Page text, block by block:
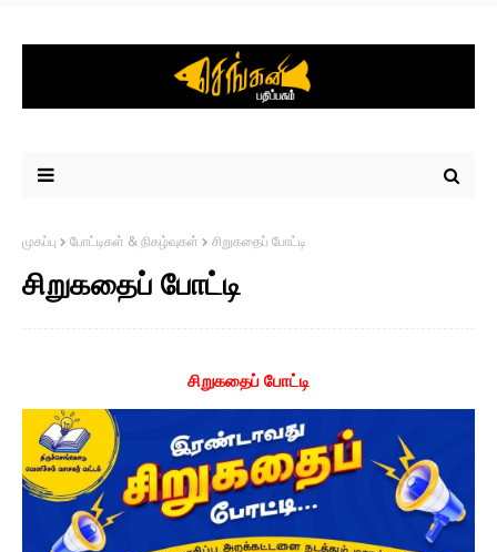
முகப்பு போட்டிகள் & நிகழ்வுகள் சிறுகதைப் போட்டி
சிறுகதைப் போட்டி
சிறுகதைப் போட்டி